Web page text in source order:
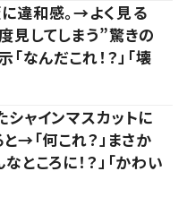
違和感。→よく見る
してしまう”驚きの
なんだこれ！？」「壊
ャインマスカットに
→「何これ？」まさか
ところに！？」「かわい